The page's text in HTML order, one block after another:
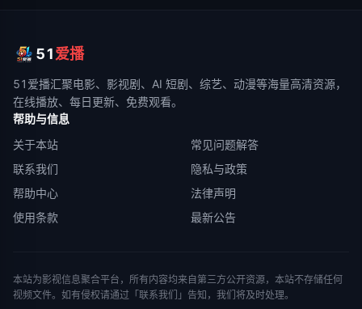
51爱播
51爱播汇聚电影、影视剧、AI 短剧、综艺、动漫等海量高清资源，
在线播放、每日更新、免费观看。
帮助与信息
关于本站
常见问题解答
联系我们
隐私与政策
帮助中心
法律声明
使用条款
最新公告
本站为影视信息聚合平台，所有内容均来自第三方公开资源，本站不存储任何
视频文件。如有侵权请通过「联系我们」告知，我们将及时处理。